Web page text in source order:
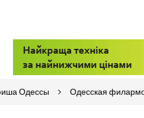
Одессы Одесская